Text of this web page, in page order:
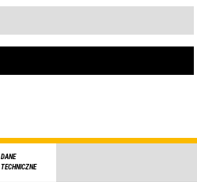
DANE
TECHNICZNE